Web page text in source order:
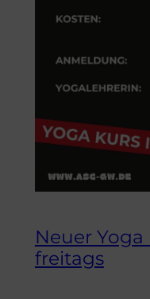
Neuer
freitags